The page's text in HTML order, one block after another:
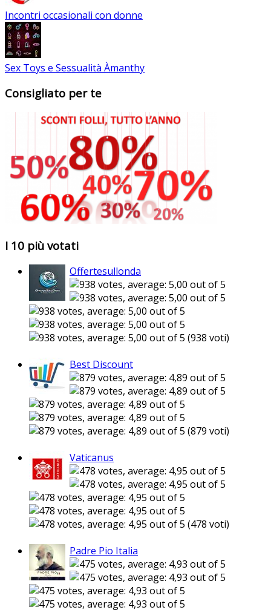
Incontri occasionali con donne
Sex Toys e Sessualità Àmanthy
Consigliato per te
I 10 più votati
Offertesullonda
(938 voti)
Best Discount
(879 voti)
Vaticanus
(478 voti)
Padre Pio Italia